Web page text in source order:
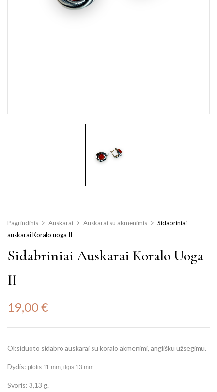
Pagrindinis Auskarai Auskarai su akmenimis
Sidabriniai
auskarai Koralo uoga II
Sidabriniai Auskarai Koralo Uoga
II
19,00 €
Oksiduoto sidabro auskarai su koralo akmenimi, anglišku užsegimu.
Dydis: plotis 11 mm, ilgis 13 mm.
Svoris: 3,13 g.